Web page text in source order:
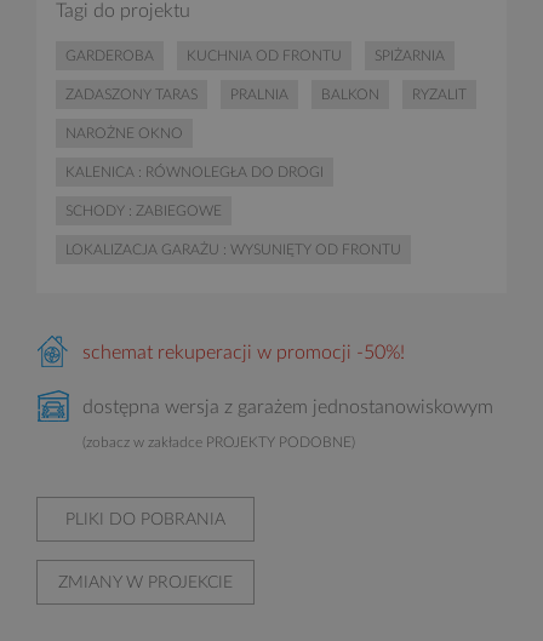
Tagi do projektu
GARDEROBA KUCHNIA OD FRONTU SPIŻARNIA
ZADASZONY TARAS PRALNIA BALKON RYZALIT
NAROŻNE OKNO
KALENICA : RÓWNOLEGŁA DO DROGI
SCHODY : ZABIEGOWE
LOKALIZACJA GARAŻU : WYSUNIĘTY OD FRONTU
schemat rekuperacji w promocji -50%!
dostępna wersja z garażem jednostanowiskowym
(zobacz w zakładce PROJEKTY PODOBNE)
PLIKI DO POBRANIA
ZMIANY W PROJEKCIE